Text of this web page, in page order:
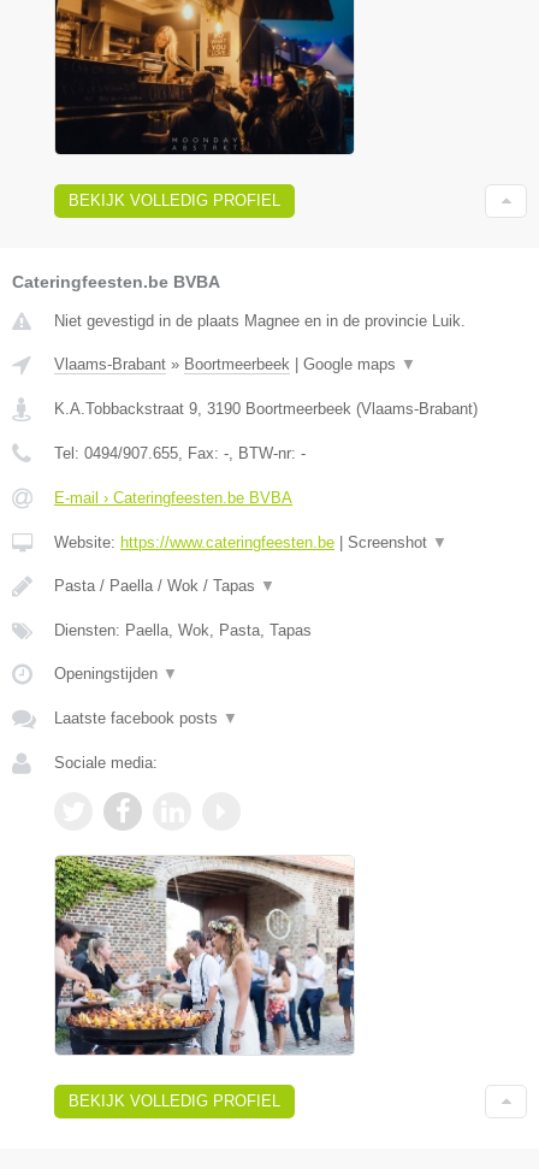
BEKIJK VOLLEDIG PROFIEL
Cateringfeesten.be BVBA
Niet gevestigd in de plaats Magnee en in de provincie Luik.
Vlaams-Brabant » Boortmeerbeek Google maps ▼
K.A.Tobbackstraat 9, 3190 Boortmeerbeek (Vlaams-Brabant)
Tel: 0494/907.655, Fax: -, BTW-nr: -
E-mail › Cateringfeesten.be BVBA
Website: https://www.cateringfeesten.be Screenshot ▼
Pasta / Paella / Wok / Tapas ▼
Diensten: Paella, Wok, Pasta, Tapas
Openingstijden ▼
Laatste facebook posts ▼
Sociale media:
BEKIJK VOLLEDIG PROFIEL